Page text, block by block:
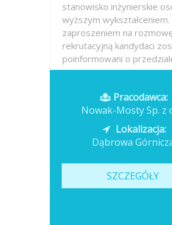
stanowisko inżynierskie
wyższym
zaproszeniem na
rekrutacyjną kandydaci
poinformowani o
proponowanego...
Opublikowano: dzisiajPracodawca:
Nowak-Mosty Sp. z
Lokalizacja:
Dąbrowa
SZCZEGÓŁY